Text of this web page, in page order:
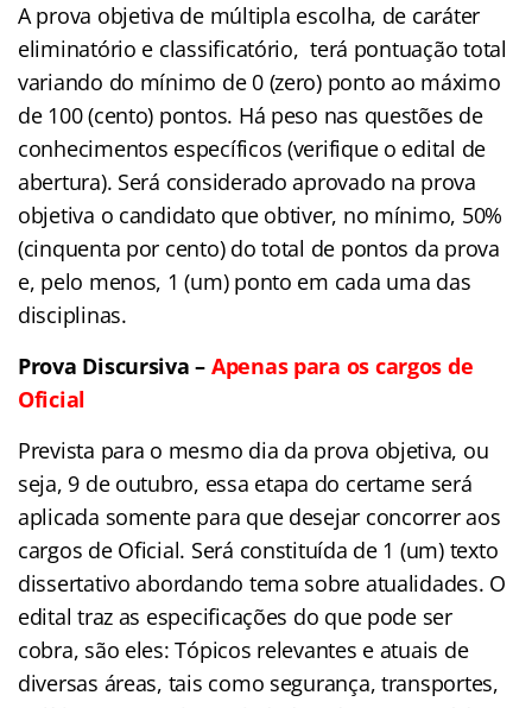
A prova objetiva de múltipla escolha, de caráter
eliminatório e classificatório, terá pontuação total
variando do mínimo de 0 (zero) ponto ao máximo
de 100 (cento) pontos. Há peso nas questões de
conhecimentos específicos (verifique o edital de
abertura). Será considerado aprovado na prova
objetiva o candidato que obtiver, no mínimo, 50%
(cinquenta por cento) do total de pontos da prova
e, pelo menos, 1 (um) ponto em cada uma das
disciplinas.
Prova Discursiva – Apenas para os cargos de
Oficial
Prevista para o mesmo dia da prova objetiva, ou
seja, 9 de outubro, essa etapa do certame será
aplicada somente para que desejar concorrer aos
cargos de Oficial. Será constituída de 1 (um) texto
dissertativo abordando tema sobre atualidades. O
edital traz as especificações do que pode ser
cobra, são eles: Tópicos relevantes e atuais de
diversas áreas, tais como segurança, transportes,